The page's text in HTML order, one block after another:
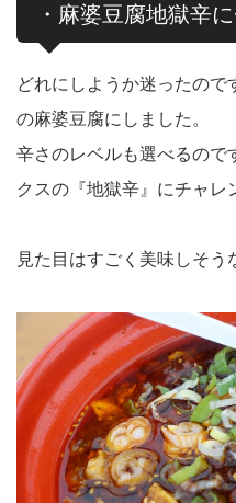
・麻婆豆腐地獄辛
どれにしようか迷ったの
の麻婆豆腐にしました。
辛さのレベルも選べるので
クスの『地獄辛』にチャレ
見た目はすごく美味しそう